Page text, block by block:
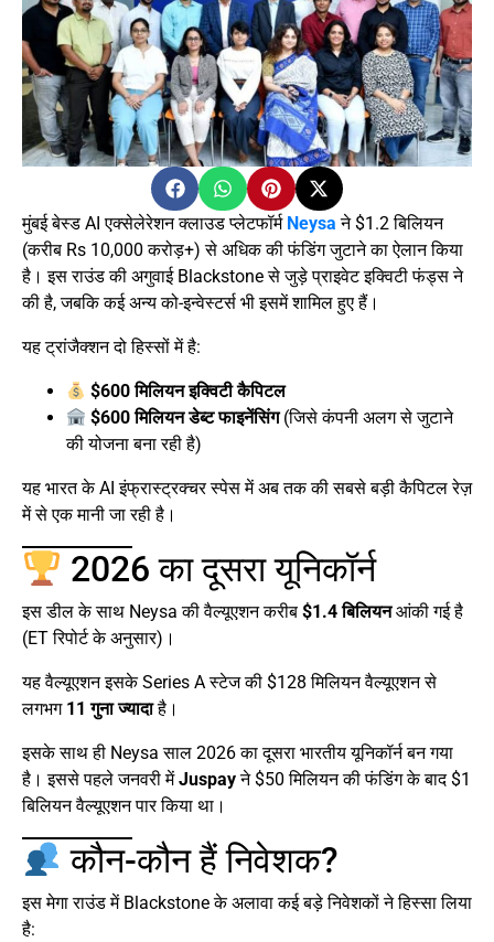
मुंबई बेस्ड AI एक्सेलेरेशन क्लाउड प्लेटफॉर्म Neysa ने $1.2 बिलियन
(करीब Rs 10,000 करोड़+) से अधिक की फंडिंग जुटाने का ऐलान किया
है। इस राउंड की अगुवाई Blackstone से जुड़े प्राइवेट इक्विटी फंड्स ने
की है, जबकि कई अन्य को-इन्वेस्टर्स भी इसमें शामिल हुए हैं।
यह ट्रांजैक्शन दो हिस्सों में है:
$600 मिलियन इक्विटी कैपिटल
$600 मिलियन डेब्ट फाइनेंसिंग(जिसे कंपनी अलग से जुटाने
की योजना बना रही है)
यह भारत के AI इंफ्रास्ट्रक्चर स्पेस में अब तक की सबसे बड़ी कैपिटल रेज़
में से एक मानी जा रही है।
2026 का दूसरा यूनिकॉर्न
इस डील के साथ Neysa की वैल्यूएशन करीब $1.4 बिलियनआंकी गई है
(ET रिपोर्ट के अनुसार)।
यह वैल्यूएशन इसके Series A स्टेज की $128 मिलियन वैल्यूएशन से
लगभग 11 गुना ज्यादाहै।
इसके साथ ही Neysa साल 2026 का दूसरा भारतीय यूनिकॉर्न बन गया
है। इससे पहले जनवरी मेंJuspayने $50 मिलियन की फंडिंग के बाद $1
बिलियन वैल्यूएशन पार किया था।
कौन-कौन हैं निवेशक?
इस मेगा राउंड में Blackstone के अलावा कई बड़े निवेशकों ने हिस्सा लिया
है: